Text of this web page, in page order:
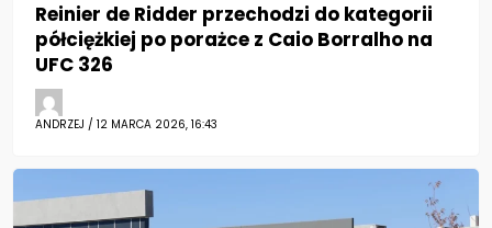
Reinier de Ridder przechodzi do kategorii
półciężkiej po porażce z Caio Borralho na
UFC 326
ANDRZEJ / 12 MARCA 2026, 16:43